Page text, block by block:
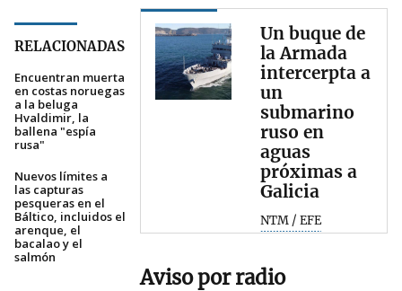
RELACIONADAS
Encuentran muerta
en costas noruegas
a la beluga
Hvaldimir, la
ballena "espía
rusa"
Nuevos límites a
las capturas
pesqueras en el
Báltico, incluidos el
arenque, el
bacalao y el
salmón
Un buque de
la Armada
intercerpta a
un
submarino
ruso en
aguas
próximas a
Galicia
NTM / EFE
Aviso por radio